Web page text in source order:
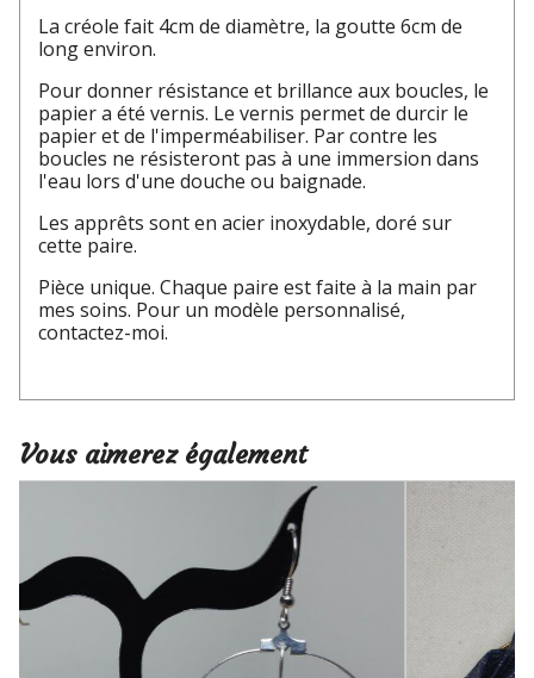
La créole fait 4cm de diamètre, la goutte 6cm de
long environ.
Pour donner résistance et brillance aux boucles, le
papier a été vernis. Le vernis permet de durcir le
papier et de l'imperméabiliser. Par contre les
boucles ne résisteront pas à une immersion dans
l'eau lors d'une douche ou baignade.
Les apprêts sont en acier inoxydable, doré sur
cette paire.
Pièce unique. Chaque paire est faite à la main par
mes soins. Pour un modèle personnalisé,
contactez-moi.
Vous aimerez également